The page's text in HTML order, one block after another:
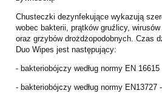
Chusteczki dezynfekujące wykazują
wobec bakterii, prątków gruźlicy,
oraz grzybów drożdżopodobnych. Czas
Duo Wipes jest następujący:
- bakteriobójczy według normy EN
- bakteriobójczy według normy EN13727